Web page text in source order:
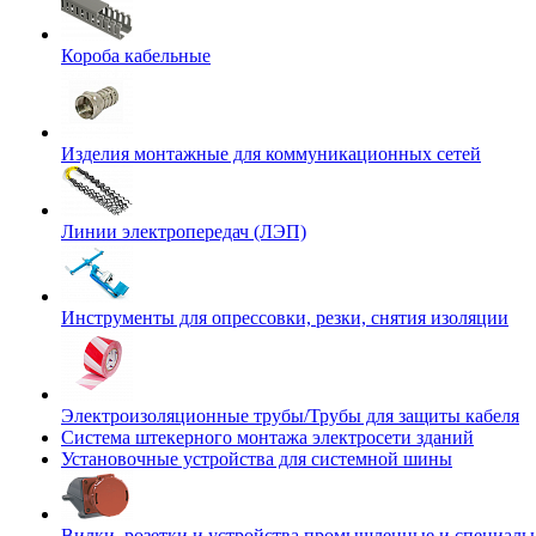
Короба кабельные
Изделия монтажные для коммуникационных сетей
Линии электропередач (ЛЭП)
Инструменты для опрессовки, резки, снятия изоляции
Электроизоляционные трубы/Трубы для защиты кабеля
Система штекерного монтажа электросети зданий
Установочные устройства для системной шины